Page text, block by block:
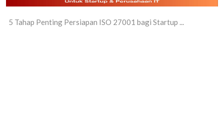
5 Tahap Penting Persiapan ISO 27001 bagi Startup ...